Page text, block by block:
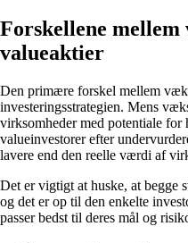
Forskellene
valueaktier
Den primære forskel mellem
investeringsstrategien. Mens
virksomheder med potentiale
valueinvestorer efter
lavere end den reelle værdi af
Det er vigtigt at huske, at begge
og det er op til den enkelte
passer bedst til deres mål og